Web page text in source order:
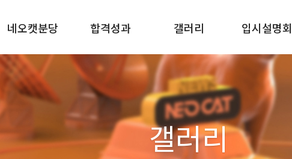
네오캣분당
학원소개
규정안내
합격성과
2025합격성과
2024합격성과
2022합격성과
갤러리
서울대반
국민대 이대 고대반
기초디자인반
예비반
입시설명회
신입학입시설명회
재원생입시설명회
재원생진학설명회
갤러리